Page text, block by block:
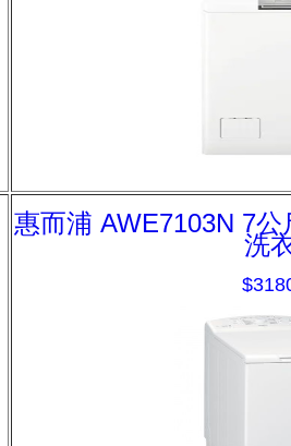
惠而浦 AWE7103N 7
洗